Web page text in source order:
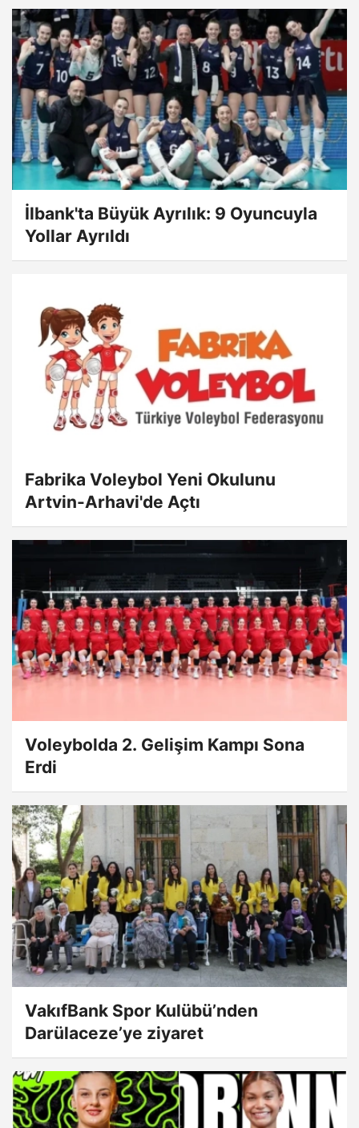
İlbank'ta Büyük Ayrılık: 9 Oyuncuyla
Yollar Ayrıldı
Fabrika Voleybol Yeni Okulunu
Artvin-Arhavi'de Açtı
Voleybolda 2. Gelişim Kampı Sona
Erdi
VakıfBank Spor Kulübü’nden
Darülaceze’ye ziyaret